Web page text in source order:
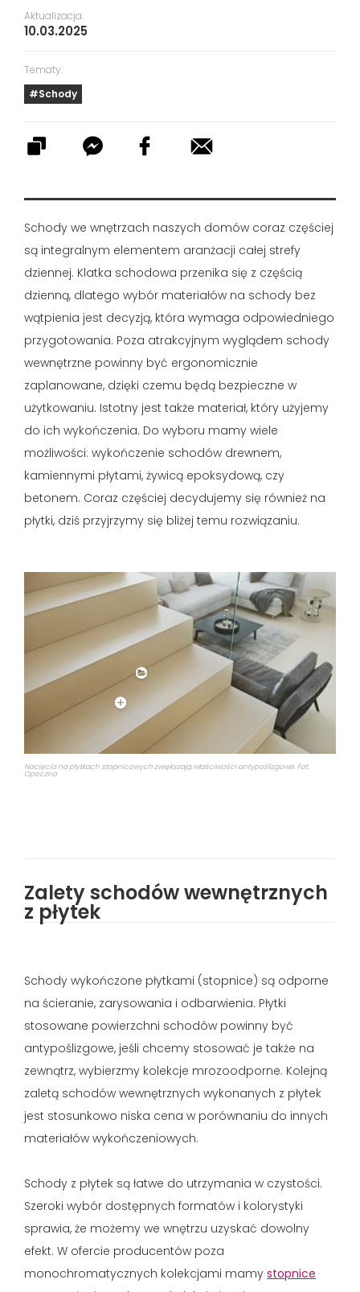
Schody we wnętrzach naszych domów coraz częściej
są integralnym elementem aranżacji całej strefy
dziennej. Klatka schodowa przenika się z częścią
dzienną, dlatego wybór materiałów na schody bez
wątpienia jest decyzją, która wymaga odpowiedniego
przygotowania. Poza atrakcyjnym wyglądem schody
wewnętrzne powinny być ergonomicznie
zaplanowane, dzięki czemu będą bezpieczne w
użytkowaniu. Istotny jest także materiał, który użyjemy
do ich wykończenia. Do wyboru mamy wiele
możliwości: wykończenie schodów drewnem,
kamiennymi płytami, żywicą epoksydową, czy
betonem. Coraz częściej decydujemy się również na
płytki, dziś przyjrzymy się bliżej temu rozwiązaniu.
Aktualizacja:
10.03.2025
Tematy:
#Schody
Nacięcia na płytkach stopnicowych zwiększają właściwości antypoślizgowe. Fot.
Opoczno
Zalety schodów wewnętrznych
z płytek
Schody wykończone płytkami (stopnice) są odporne
na ścieranie, zarysowania i odbarwienia. Płytki
stosowane powierzchni schodów powinny być
antypoślizgowe, jeśli chcemy stosować je także na
zewnątrz, wybierzmy kolekcje mrozoodporne. Kolejną
zaletą schodów wewnętrznych wykonanych z płytek
jest stosunkowo niska cena w porównaniu do innych
materiałów wykończeniowych.
Schody z płytek są łatwe do utrzymania w czystości.
Szeroki wybór dostępnych formatów i kolorystyki
sprawia, że możemy we wnętrzu uzyskać dowolny
efekt. W ofercie producentów poza
monochromatycznych kolekcjami mamy stopnice